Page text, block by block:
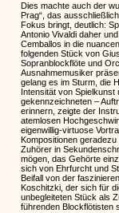
Dies machte auch der
Prag“, das
Fokus bringt, deutlich:
Antonio Vivaldi daher
Cemballos in die
folgenden Stück von
Sopranblockflöte und
Ausnahmemusiker
gelang es im Sturm, die
Intensität von
gekennzeichneten –
erinnern, zeigte der
atemlosen
eigenwillig-virtuose
Kompositionen
Zuhörer in
mögen, das Gehörte
sich von Ehrfurcht und
Beifall von der
Koschitzki, der sich für
unbegleiteten Stück als
führenden Blockflötisten